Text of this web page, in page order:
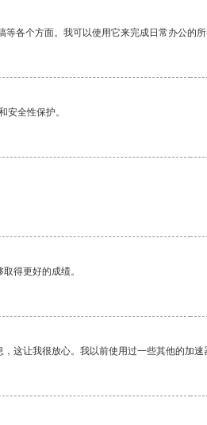
各个方面。我可以使用它来完成日常办公的所
安全性保护。
得更好的成绩。
这让我很放心。我以前使用过一些其他的加